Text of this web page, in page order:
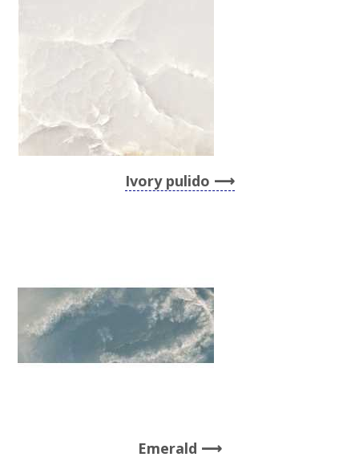
Ivory pulido
Emerald